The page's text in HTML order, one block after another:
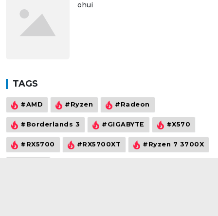
ohui
TAGS
#AMD #Ryzen #Radeon
#Borderlands 3 #GIGABYTE #X570
#RX5700 #RX5700XT #Ryzen 7 3700X